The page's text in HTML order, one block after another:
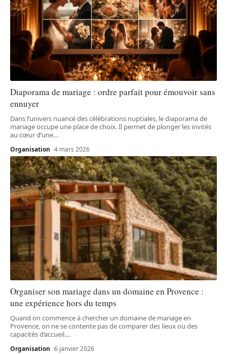
Diaporama de mariage : ordre parfait pour émouvoir sans
ennuyer
Dans l’univers nuancé des célébrations nuptiales, le diaporama de
mariage occupe une place de choix. Il permet de plonger les invités
au cœur d’une…
Organisation 4 mars 2026
Organiser son mariage dans un domaine en Provence :
une expérience hors du temps
Quand on commence à chercher un domaine de mariage en
Provence, on ne se contente pas de comparer des lieux ou des
capacités d’accueil.…
Organisation 6 janvier 2026